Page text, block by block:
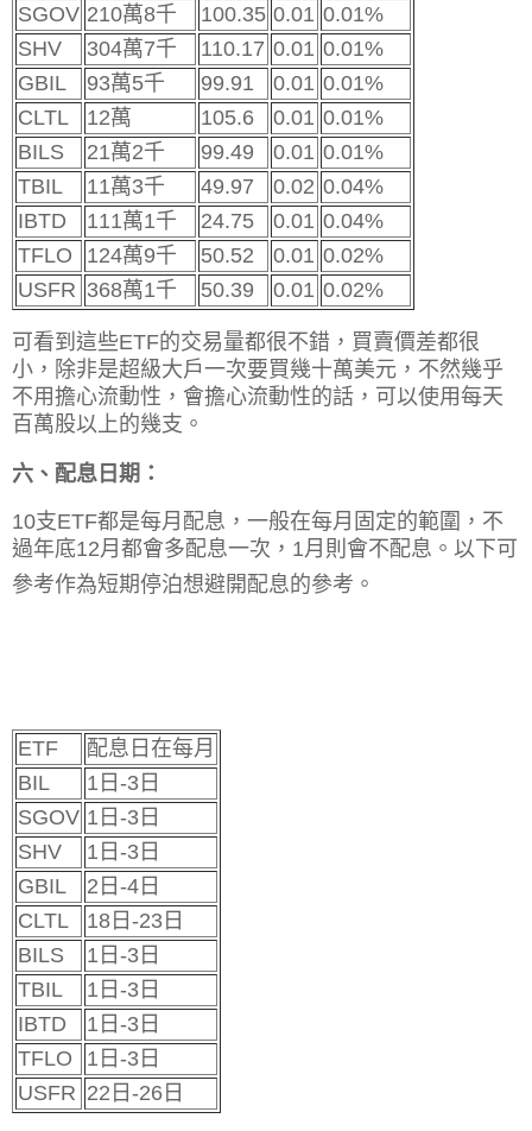
SGOV 210萬8千 100.35 0.01 0.01%
SHV
304萬7千 110.17 0.01 0.01%
GBIL
93萬5千 99.91 0.01 0.01%
CLTL
12萬 105.6 0.01 0.01%
BILS
21萬2千 99.49 0.01 0.01%
TBIL
11萬3千 49.97 0.02 0.04%
IBTD
111萬1千 24.75 0.01 0.04%
TFLO
124萬9千 50.52 0.01 0.02%
USFR 368萬1千 50.39 0.01 0.02%
可看到這些ETF的交易量都很不錯，買賣價差都很
小，除非是超級大戶一次要買幾十萬美元，不然幾乎
不用擔心流動性，會擔心流動性的話，可以使用每天
百萬股以上的幾支。
六、配息日期：
10支ETF都是每月配息，一般在每月固定的範圍，不
過年底12月都會多配息一次，1月則會不配息。以下可
參考作為短期停泊想避開配息的參考。
ETF
配息日在每月
BIL
1日-3日
SGOV 1日-3日
SHV
1日-3日
GBIL
2日-4日
CLTL
18日-23日
BILS
1日-3日
TBIL
1日-3日
IBTD
1日-3日
TFLO
1日-3日
USFR 22日-26日